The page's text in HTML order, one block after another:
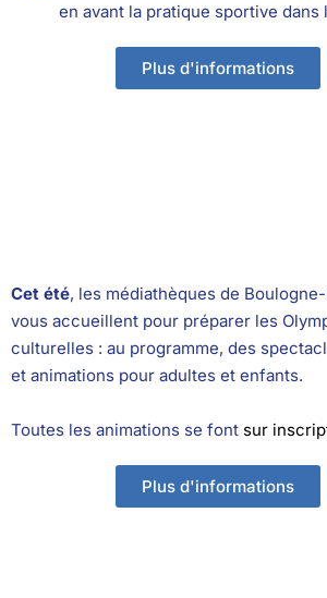
en avant la pratique sportive dans
Plus d'informations
Cet été, les médiathèques de
vous accueillent pour préparer les
culturelles : au programme, des
et animations pour adultes et enfants.
Toutes les animations se font sur
Plus d'informations